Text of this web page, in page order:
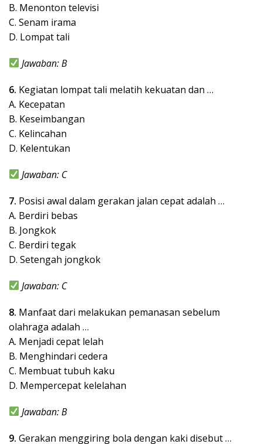
B. Menonton televisi
C. Senam irama
D. Lompat tali
Jawaban: B
6. Kegiatan lompat tali melatih kekuatan dan …
A. Kecepatan
B. Keseimbangan
C. Kelincahan
D. Kelentukan
Jawaban: C
7. Posisi awal dalam gerakan jalan cepat adalah …
A. Berdiri bebas
B. Jongkok
C. Berdiri tegak
D. Setengah jongkok
Jawaban: C
8. Manfaat dari melakukan pemanasan sebelum
olahraga adalah …
A. Menjadi cepat lelah
B. Menghindari cedera
C. Membuat tubuh kaku
D. Mempercepat kelelahan
Jawaban: B
9. Gerakan menggiring bola dengan kaki disebut …